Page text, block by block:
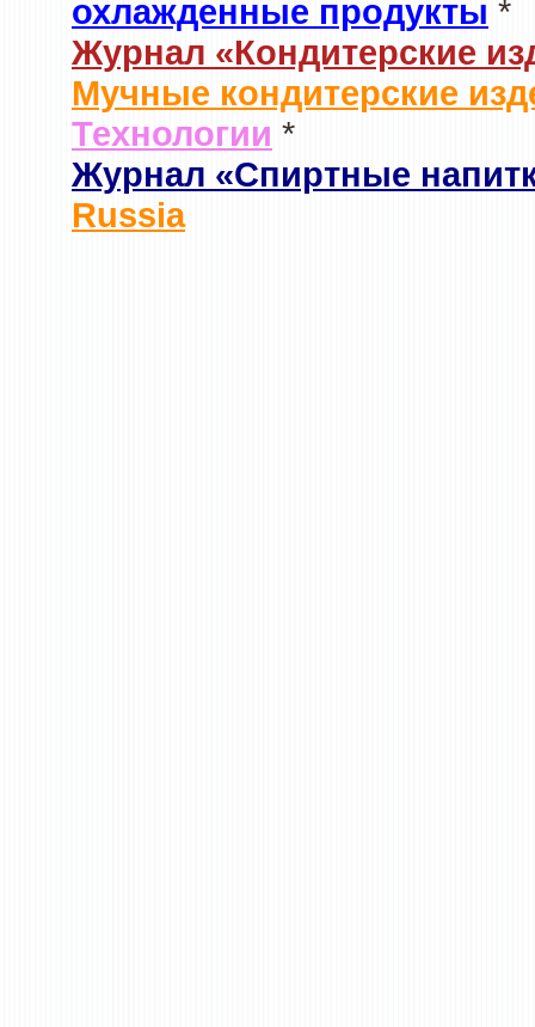
охлажденные продукты *
Журнал «Кондитерские
Мучные кондитерские
Технологии *
Журнал «Спиртные
Russia